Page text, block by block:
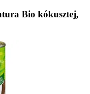
Bio kókusztej,